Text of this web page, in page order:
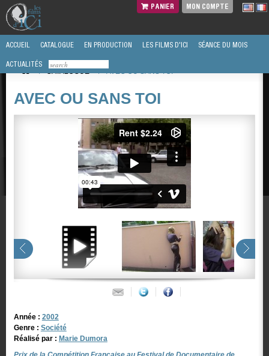
PANIER MON COMPTE
ACCUEIL CATALOGUE EN PRODUCTION LES FILMS D'ICI SÉANCE DU MOIS
ACTUALITÉS
/
CATALOGUE / AVEC OU SANS TOI
AVEC OU SANS TOI
Année : 2002
Genre : Société
Réalisé par : Marie Dumora